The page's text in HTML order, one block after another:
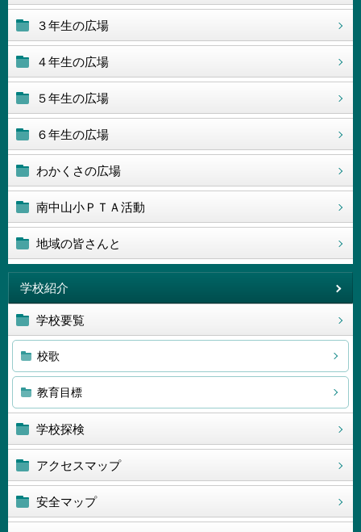
３年生の広場
４年生の広場
５年生の広場
６年生の広場
わかくさの広場
南中山小ＰＴＡ活動
地域の皆さんと
学校紹介
学校要覧
校歌
教育目標
学校探検
アクセスマップ
安全マップ